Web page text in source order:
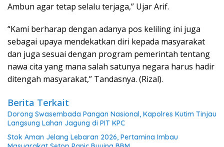
Ambun agar tetap selalu terjaga,” Ujar Arif.
“Kami berharap dengan adanya pos keliling ini juga
sebagai upaya mendekatkan diri kepada masyarakat
dan juga sesuai dengan program pemerintah tentang
nawa cita yang mana salah satunya negara harus hadir
ditengah masyarakat,” Tandasnya. (Rizal).
Berita Terkait
Dorong Swasembada Pangan Nasional, Kapolres Kutim Tinjau
Langsung Lahan Jagung di PIT KPC
Stok Aman Jelang Lebaran 2026, Pertamina Imbau